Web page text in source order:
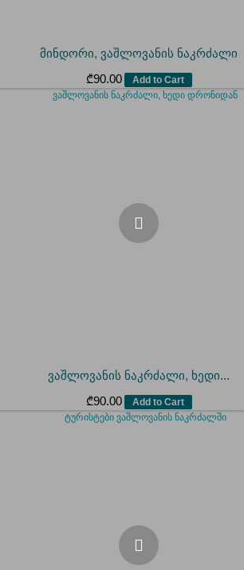
მინდორი, ვაშლოვანის ნაკრძალი
₾90.00 Add to Cart
ვაშლოვანის ნაკრძალი, ხედი...
₾90.00 Add to Cart